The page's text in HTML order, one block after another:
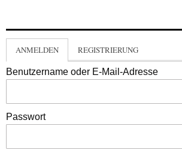
ANMELDEN REGISTRIERUNG
Benutzername oder E-Mail-Adresse
Passwort